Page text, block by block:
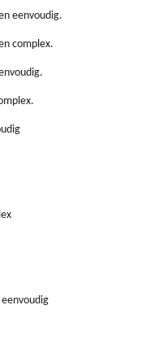
eenvoudig.
complex.